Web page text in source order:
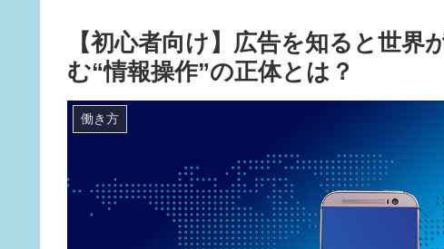
【初心者向け】広告を知ると世
む“情報操作”の正体とは？
働き方